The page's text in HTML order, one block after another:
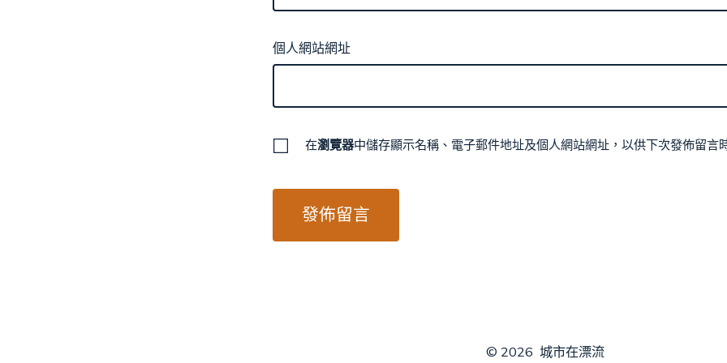
個人網站網址
在瀏覽器中儲存顯示名稱、電子郵件地址及個人網站網址，以供下次發佈留言
© 2026 城市在漂流